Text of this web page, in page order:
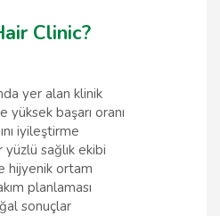
Clinic?
yer alan klinik
başarı oranı
iyileştirme
sağlık ekibi
hijyenik ortam
planlaması
sonuçlar